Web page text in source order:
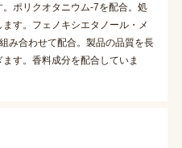
ポリクオタニウム-7を配合。処
す。フェノキシエタノール・メ
み合わせて配合。製品の品質を長
す。香料成分を配合していま